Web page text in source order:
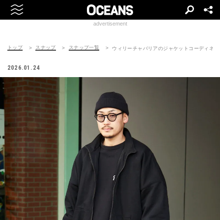
advertisement
トップ スナップ スナップ一覧 ウィリーチャバリアのジャケットコーディネ
2026.01.24